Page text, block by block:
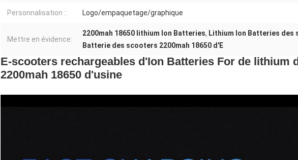
Personnalisation :: Logo/empaquetage/graphique
Mettre en évidence:
2200mah 18650 lithium Ion Batteries, Lithium Ion Batteries des
Batterie des scooters 2200mah 18650 d'E
E-scooters rechargeables d'Ion Batteries For de lithium
2200mah 18650 d'usine